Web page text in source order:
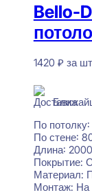
Bello-
1420 ₽ за
По потолку:
По стене:
Длина:
Покрытие:
Материал:
Монтаж: На